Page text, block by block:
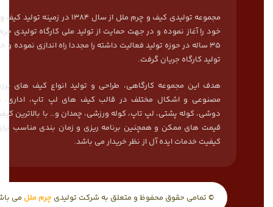
مجموعه تولیدی کیف و چرم ملل از سال
خود را آغاز نموده و در جهت حمایت از تولید ملی کارگاه تولیدی
35 ساله در حوزه تولید فعالیت داشته را مجددا راه اندازی نموده
تولید کارگاه جریان گرفت.
هدف این مجموعه کارگاهی، طراحی و تولید انواع کیف های
مصنوعی و اشکال مختلف در قالب کیف های لپ تاپ، اداری،
دوشی، کوله پشتی، لپ تاپ، کوله ورزشی، چمدان و… با بالاترین
قیمت های ممکن و همچنین برنامه ریزی و زمان بندی مناسب
کیفیت خدمات ایده آل از نظر خریدار می باشد.
© تمامی حقوق محفوظ و متعلق به شرکت تولیدی چرم ملل می